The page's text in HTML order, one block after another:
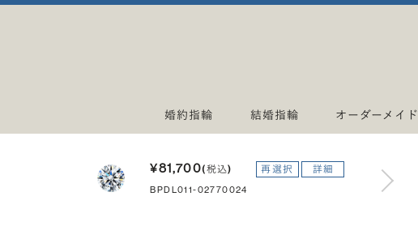
婚約指輪 結婚指輪 オーダーメイド
¥81,700(税込) 再選択 詳細
BPDL011-02770024